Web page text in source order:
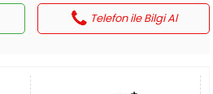
Telefon ile Bilgi Al